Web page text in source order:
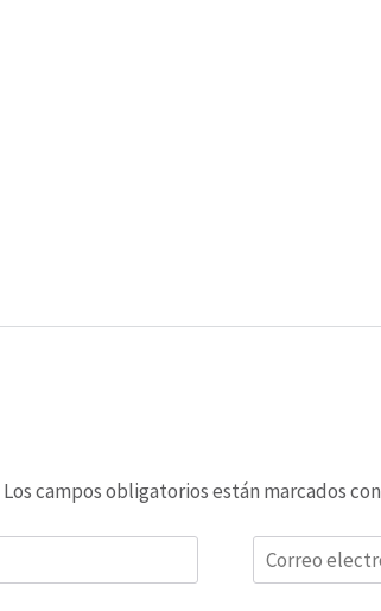
Los campos obligatorios están marcados con